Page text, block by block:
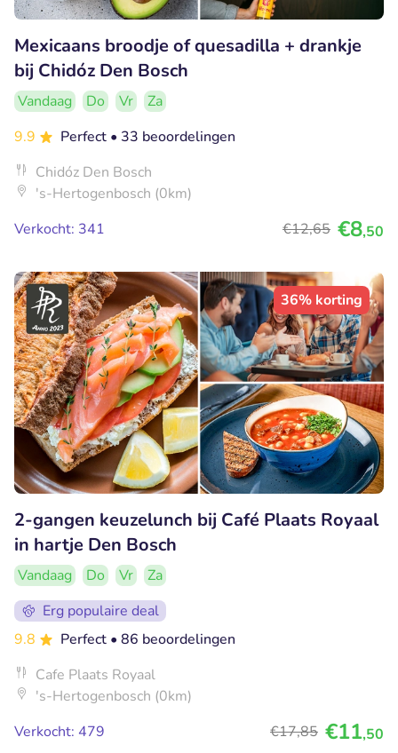
Mexicaans broodje of quesadilla + drankje
bij Chidóz Den Bosch
Vandaag Do Vr
Za
9.9
Perfect • 33 beoordelingen
Chidóz Den Bosch
's-Hertogenbosch (0km)
Verkocht: 341
€12,65 €8,50
36% korting
2-gangen keuzelunch bij Café Plaats Royaal
in hartje Den Bosch
Vandaag Do Vr
Za
Erg populaire deal
9.8
Perfect • 86 beoordelingen
Cafe Plaats Royaal
's-Hertogenbosch (0km)
Verkocht: 479
€17,85 €11,50